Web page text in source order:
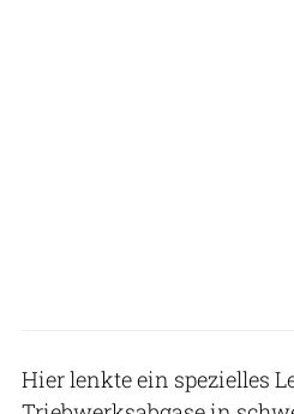
Hier lenkte ein spezielles